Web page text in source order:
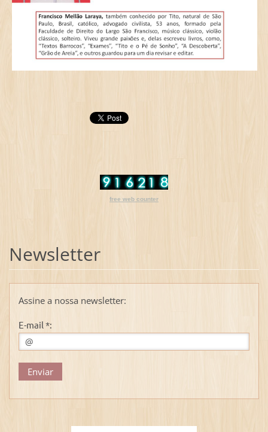
free web counter
Newsletter
Assine a nossa newsletter:
E-mail *: